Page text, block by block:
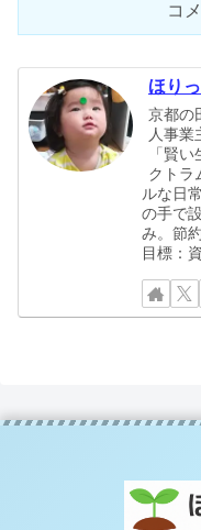
コ
ほり
京都の
人事業
「賢
クトラ
ルな日
の手で
み。節
目標：